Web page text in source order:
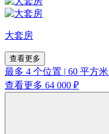
大套房
查看更多
最多 4 个位置 | 60 平方米
查看更多 64 000 ₽